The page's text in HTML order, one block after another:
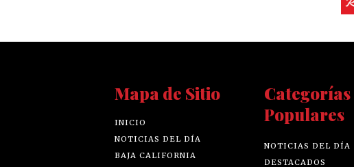
Mapa de Sitio
INICIO
NOTICIAS DEL DÍA
BAJA CALIFORNIA
Categorías
Populares
NOTICIAS DEL DÍA
DESTACADOS